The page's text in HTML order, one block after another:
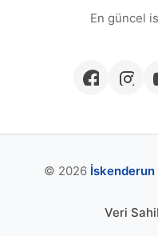
En güncel
© 2026 İskenderun
Veri